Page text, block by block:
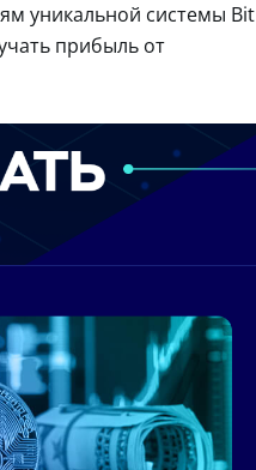
уникальной системы Bit
прибыль от